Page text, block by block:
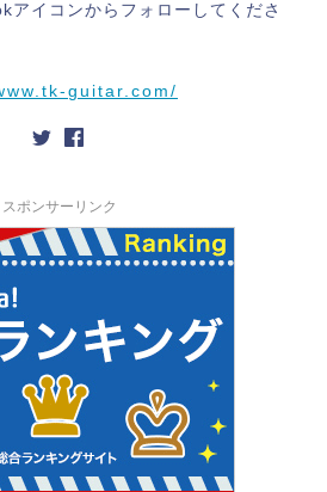
イコンからフォローしてくださ
guitar.com/
スポンサーリンク